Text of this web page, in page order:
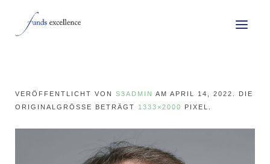
VERÖFFENTLICHT VON S3ADMIN AM APRIL 14, 2022
. DIE
ORIGINALGRÖSSE BETRÄGT
1333×2000 PIXEL.